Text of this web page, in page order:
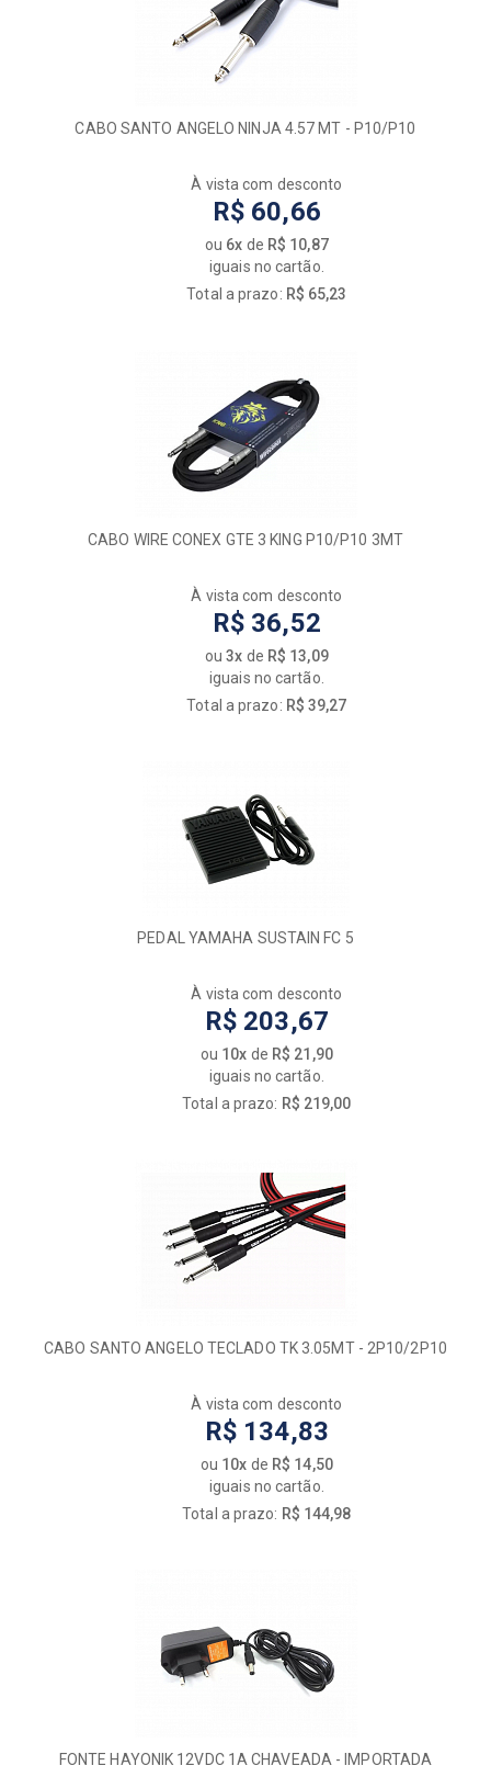
CABO SANTO ANGELO NINJA 4.57 MT - P10/P10
À vista com desconto
R$ 60,66
ou 6x de R$ 10,87
iguais no cartão.
Total a prazo: R$ 65,23
CABO WIRE CONEX GTE 3 KING P10/P10 3MT
À vista com desconto
R$ 36,52
ou3x de R$ 13,09
iguais no cartão.
Total a prazo: R$ 39,27
PEDAL YAMAHA SUSTAIN FC 5
À vista com desconto
R$ 203,67
ou 10x de R$ 21,90
iguais no cartão.
Total a prazo: R$ 219,00
CABO SANTO ANGELO TECLADO TK 3.05MT - 2P10/2P10
À vista com desconto
R$ 134,83
ou 10x de R$ 14,50
iguais no cartão.
Total a prazo: R$ 144,98
FONTE HAYONIK 12VDC 1A CHAVEADA - IMPORTADA